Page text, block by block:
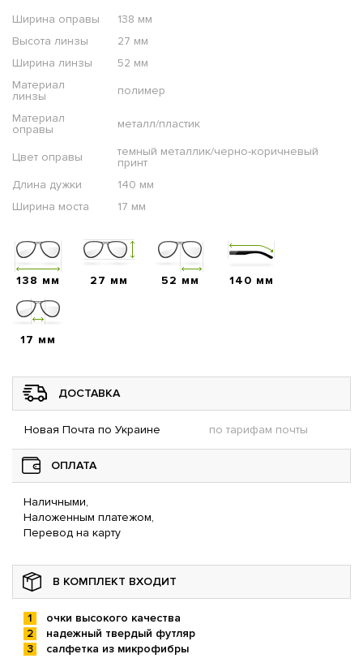
Ширина оправы
138 мм
Высота линзы
27 мм
Ширина линзы
52 мм
Материал
линзы
полимер
Материал
оправы
металл/пластик
Цвет оправы
темный металлик/черно-коричневый
принт
Длина дужки
140 мм
Ширина моста
17 мм
138 мм 27 мм 52 мм 140 мм
17 мм
ДОСТАВКА
Новая Почта по Украине по тарифам почты
ОПЛАТА
Наличными,
Наложенным платежом,
Перевод на карту
В КОМПЛЕКТ ВХОДИТ
очки высокого качества
надежный твердый футляр
салфетка из микрофибры